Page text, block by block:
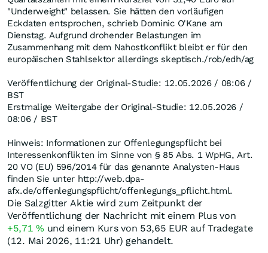
"Underweight" belassen. Sie hätten den vorläufigen
Eckdaten entsprochen, schrieb Dominic O'Kane am
Dienstag. Aufgrund drohender Belastungen im
Zusammenhang mit dem Nahostkonflikt bleibt er für den
europäischen Stahlsektor allerdings skeptisch./rob/edh/ag
Veröffentlichung der Original-Studie: 12.05.2026 / 08:06 /
BST
Erstmalige Weitergabe der Original-Studie: 12.05.2026 /
08:06 / BST
Hinweis: Informationen zur Offenlegungspflicht bei
Interessenkonflikten im Sinne von § 85 Abs. 1 WpHG, Art.
20 VO (EU) 596/2014 für das genannte Analysten-Haus
finden Sie unter http://web.dpa-
afx.de/offenlegungspflicht/offenlegungs_pflicht.html.
Die Salzgitter Aktie wird zum Zeitpunkt der
Veröffentlichung der Nachricht mit einem Plus von
+5,71% und einem Kurs von 53,65 EUR auf Tradegate
(12. Mai 2026, 11:21 Uhr) gehandelt.